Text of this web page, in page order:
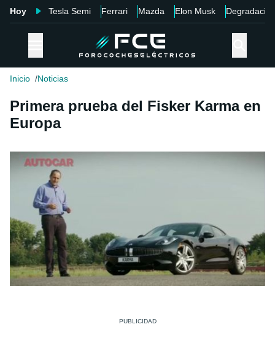
Hoy Tesla Semi Ferrari Mazda Elon Musk Degradación
Inicio Noticias
Primera prueba del Fisker Karma en
Europa